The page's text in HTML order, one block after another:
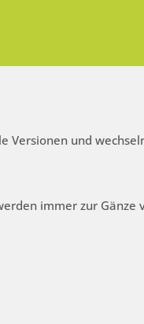
Versionen und
immer zur Gänze